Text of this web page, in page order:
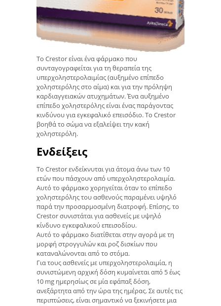
Το Crestor είναι ένα φάρμακο που
συνταγογραφείται για τη θεραπεία της
υπερχοληστερολαιμίας (αυξημένο επίπεδο
χοληστερόλης στο αίμα) και για την πρόληψη
καρδιαγγειακών ατυχημάτων. Ένα αυξημένο
επίπεδο χοληστερόλης είναι ένας παράγοντας
κινδύνου για εγκεφαλικό επεισόδιο. Το Crestor
βοηθά το σώμα να εξαλείψει την κακή
χοληστερόλη.
Ενδείξεις
Το Crestor ενδείκνυται για άτομα άνω των 10
ετών που πάσχουν από υπερχοληστερολαιμία.
Αυτό το φάρμακο χορηγείται όταν το επίπεδο
χοληστερόλης του ασθενούς παραμένει υψηλό
παρά την προσαρμοσμένη διατροφή. Επίσης, το
Crestor συνιστάται για ασθενείς με υψηλό
κίνδυνο εγκεφαλικού επεισοδίου.
Αυτό το φάρμακο διατίθεται στην αγορά με τη
μορφή στρογγυλών και ροζ δισκίων που
καταναλώνονται από το στόμα.
Για τους ασθενείς με υπερχοληστερολαιμία, η
συνιστώμενη αρχική δόση κυμαίνεται από 5 έως
10 mg ημερησίως σε μία εφάπαξ δόση,
ανεξάρτητα από την ώρα της ημέρας. Σε αυτές τις
περιπτώσεις, είναι σημαντικό να ξεκινήσετε μια